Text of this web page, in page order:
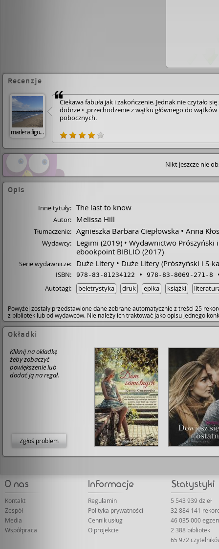
Recenzje
marlena.figurska
Ciekawa fabuła jak i zakończenie. Jednak nie czytało
dobrze • ,przechodzenie z wątku głównego do wątków
pobocznych.
Nikt jeszcze nie
Opis
Inne tytuły: The last to know
Autor: Melissa Hill
Tłumaczenie: Agnieszka Barbara Ciepłowska Anna
Wydawcy: Legimi (2019)
Wydawnictwo Prószyński i
ebookpoint BIBLIO (2017)
Serie wydawnicze: Duże Litery Duże Litery (Prószyński i S-
ISBN: 978-83-81234122 978-83-8069-271-8
Autotagi: beletrystyka druk epika książki
Powyżej zostały przedstawione dane zebrane automatycznie z treści 25
z bibliotek lub od wydawców. Nie należy ich traktować jako opisu jednego
Okładki
Kliknij na okładkę
żeby zobaczyć
powiększenie lub
dodać ją na regał.
Zgłoś problem
Kontakt
Zespół
Media
Współpraca
Regulamin
Polityka prywatności
Cennik usług
O projekcie
5 543 939 dzieł
32 884 141
46 035 000
2 388 bibliotek
65 972